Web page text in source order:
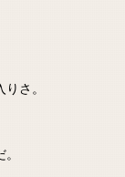
さ。